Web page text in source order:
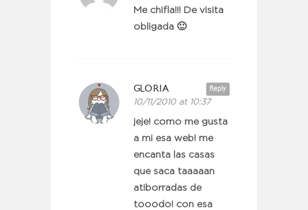
Me chifla!!! De visita
obligada 🙂
Reply
GLORIA
10/11/2010 at 10:37
jeje! como me gusta
a mi esa web! me
encanta las casas
que saca taaaaan
atiborradas de
tooodo! con esa